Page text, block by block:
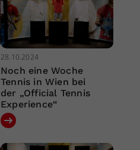
28.10.2024
Noch eine Woche
Tennis in Wien bei
der „Official Tennis
Experience“